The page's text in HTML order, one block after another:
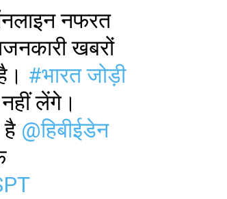
नफरत
खबरों
#भारत जोड़ी
लेंगे।
है @हिबीईडेन